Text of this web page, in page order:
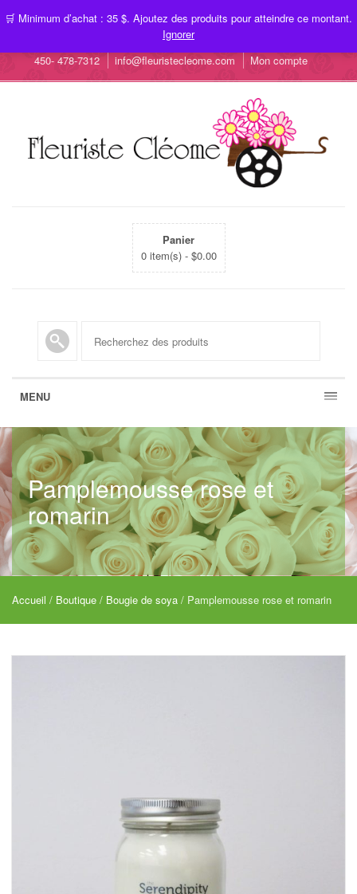
450- 478-7312 info@fleuristecleome.com Mon compte
Panier
0 item(s) - $0.00
MENU
Pamplemousse rose et
romarin
Accueil / Boutique / Bougie de soya / Pamplemousse rose et romarin
🛒 Minimum d’achat : 35 $. Ajoutez des produits pour atteindre ce montant.
Ignorer